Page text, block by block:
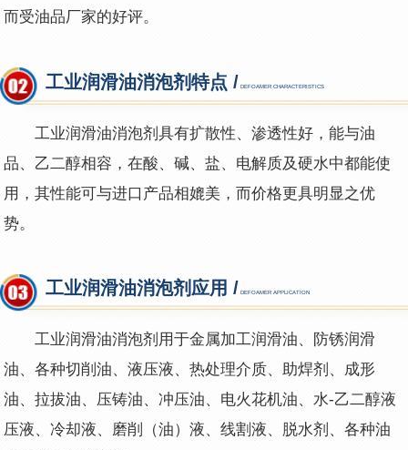
而受油品厂家的好评。
工业润滑油消泡剂特点 / DEFOAMER CHARACTERISTICS
工业润滑油消泡剂具有扩散性、渗透性好，能与油
品、乙二醇相容，在酸、碱、盐、电解质及硬水中都能使
用，其性能可与进口产品相媲美，而价格更具明显之优
势。
工业润滑油消泡剂应用 / DEFOAMER APPLICATION
工业润滑油消泡剂用于金属加工润滑油、防锈润滑
油、各种切削油、液压液、热处理介质、助焊剂、成形
油、拉拔油、压铸油、冲压油、电火花机油、水-乙二醇液
压液、冷却液、磨削（油）液、线割液、脱水剂、各种油